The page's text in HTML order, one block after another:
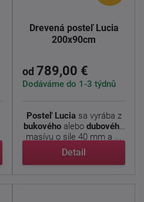
Drevená posteľ Lucia
200x90cm
od 789,00 €
Dodáváme do 1-3 týdnů
Posteľ Luciasa vyrába z
bukového alebo dubového
masívu o sile 40 mm a ...
Detail